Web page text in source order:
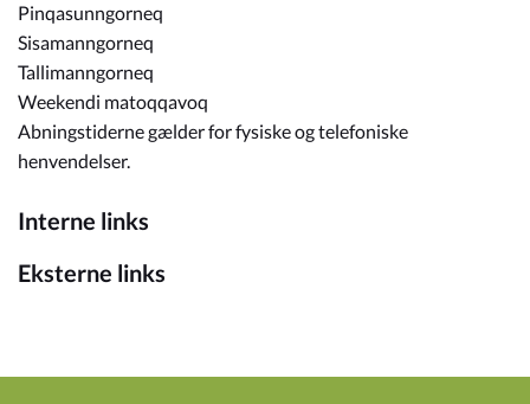
Pinqasunngorneq
Sisamanngorneq
Tallimanngorneq
Weekendi matoqqavoq
Abningstiderne gælder for fysiske og telefoniske
henvendelser.
Interne links
Eksterne links